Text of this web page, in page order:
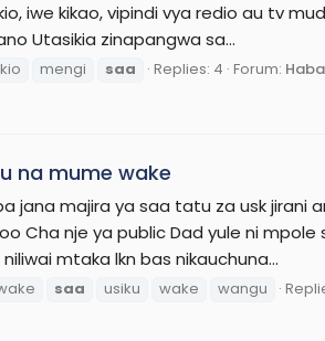
iwe kikao, vipindi vya redio au tv
Utasikia zinapangwa sa...
mengi saa Replies: 4 Forum:
na mume wake
jana majira ya saa tatu za usk jirani
Cha nje ya public Dad yule ni mpole
mtaka lkn bas nikauchuna...
saa usiku wake wangu